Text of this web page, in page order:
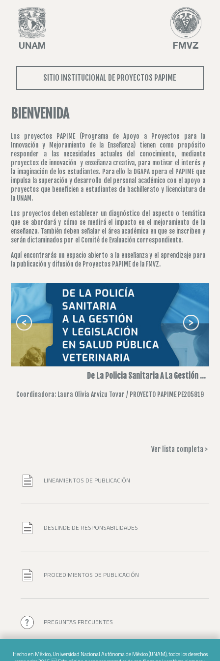
SITIO INSTITUCIONAL DE PROYECTOS PAPIME
BIENVENIDA
Los proyectos PAPIME (Programa de Apoyo a Proyectos para la
Innovación y Mejoramiento de la Enseñanza) tienen como propósito
responder a las necesidades actuales del conocimiento, mediante
proyectos de innovación y enseñanza creativa, para motivar el interés y
la imaginación de los estudiantes. Para ello la DGAPA opera el PAPIME que
impulsa la superación y desarrollo del personal académico con el apoyo a
proyectos que beneficien a estudiantes de bachillerato y licenciatura de
la UNAM.
Los proyectos deben establecer un diagnóstico del aspecto o temática
que se abordará y cómo se medirá el impacto en el mejoramiento de la
enseñanza. También deben señalar el área académica en que se inscriben y
serán dictaminados por el Comité de Evaluación correspondiente.
Aquí encontrarás un espacio abierto a la enseñanza y el aprendizaje para
la publicación y difusión de Proyectos PAPIME de la FMVZ.
De La Policia Sanitaria A La Gestión ...
Coordinadora: Laura Olivia Arvizu Tovar / PROYECTO PAPIME PE205819
Ver lista completa >
LINEAMIENTOS DE PUBLICACIÓN
DESLINDE DE RESPONSABILIDADES
PROCEDIMIENTOS DE PUBLICACIÓN
PREGUNTAS FRECUENTES
Hecho en México, Universidad Nacional Autónoma de México (UNAM), todos los derechos